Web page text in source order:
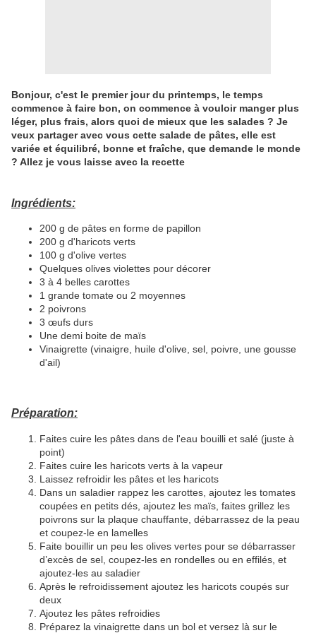
Bonjour, c'est le premier jour du printemps, le temps
commence à faire bon, on commence à vouloir manger plus
léger, plus frais, alors quoi de mieux que les salades ? Je
veux partager avec vous cette salade de pâtes, elle est
variée et équilibré, bonne et fraîche, que demande le monde
? Allez je vous laisse avec la recette
Ingrédients:
200 g de pâtes en forme de papillon
200 g d'haricots verts
100 g d'olive vertes
Quelques olives violettes pour décorer
3 à 4 belles carottes
1 grande tomate ou 2 moyennes
2 poivrons
3 œufs durs
Une demi boite de maïs
Vinaigrette (vinaigre, huile d'olive, sel, poivre, une gousse
d'ail)
Préparation:
Faites cuire les pâtes dans de l'eau bouilli et salé (juste à
point)
Faites cuire les haricots verts à la vapeur
Laissez refroidir les pâtes et les haricots
Dans un saladier rappez les carottes, ajoutez les tomates
coupées en petits dés, ajoutez les maïs, faites grillez les
poivrons sur la plaque chauffante, débarrassez de la peau
et coupez-le en lamelles
Faite bouillir un peu les olives vertes pour se débarrasser
d’excès de sel, coupez-les en rondelles ou en effilés, et
ajoutez-les au saladier
Après le refroidissement ajoutez les haricots coupés sur
deux
Ajoutez les pâtes refroidies
Préparez la vinaigrette dans un bol et versez là sur le